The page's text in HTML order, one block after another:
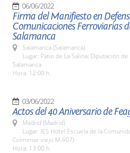
06/06/2022
Firma del Manifiesto en
Comunicaciones Ferroviarias
Salamanca
Salamanca (Salamanca)
Lugar: Patio de La Salina. Diputación de
Salamanca
Hora: 12:00 h.
03/06/2022
Actos del 40 Aniversario de
Madrid (Madrid)
Lugar: IES Hotel Escuela de la
Colmenar viejo M-607)
Hora: 13:00 h.